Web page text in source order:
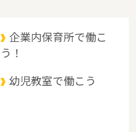
北は山陰地方と接しており、 中
ら重要な位置にあります。県北
高原などの丘陵地、南部は平野
と温泉に、南部は穏やかな海と
企業内保育所で働こ
う！
幼児教室で働こう